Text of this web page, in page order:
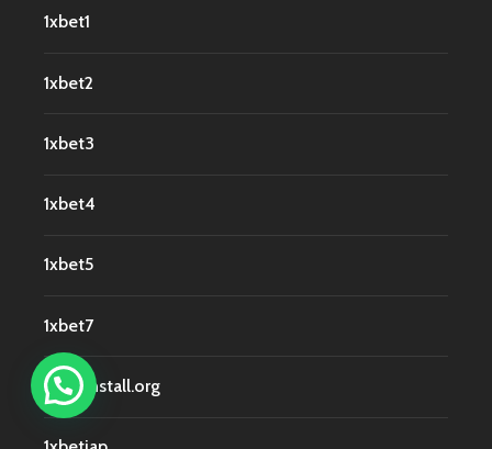
1xbet1
1xbet2
1xbet3
1xbet4
1xbet5
1xbet7
1xbetinstall.org